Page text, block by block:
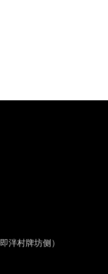
泮村牌坊侧）